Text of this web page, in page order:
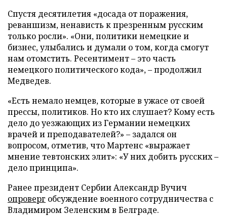
Спустя десятилетия «досада от поражения,
реваншизм, ненависть к презренным русским
только росли». «Они, политики немецкие и
бизнес, улыбались и думали о том, когда смогут
нам отомстить. Ресентимент – это часть
немецкого политического кода», – продолжил
Медведев.
«Есть немало немцев, которые в ужасе от своей
прессы, политиков. Но кто их слушает? Кому есть
дело до уезжающих из Германии немецких
врачей и преподавателей?» – задался он
вопросом, отметив, что Мартенс «выражает
мнение тевтонских элит»: «У них добить русских –
дело принципа».
Ранее президент Сербии Александр Вучич
опроверг обсуждение военного сотрудничества с
Владимиром Зеленским в Белграде.